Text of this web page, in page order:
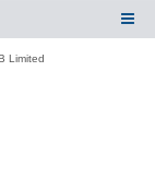
Limited